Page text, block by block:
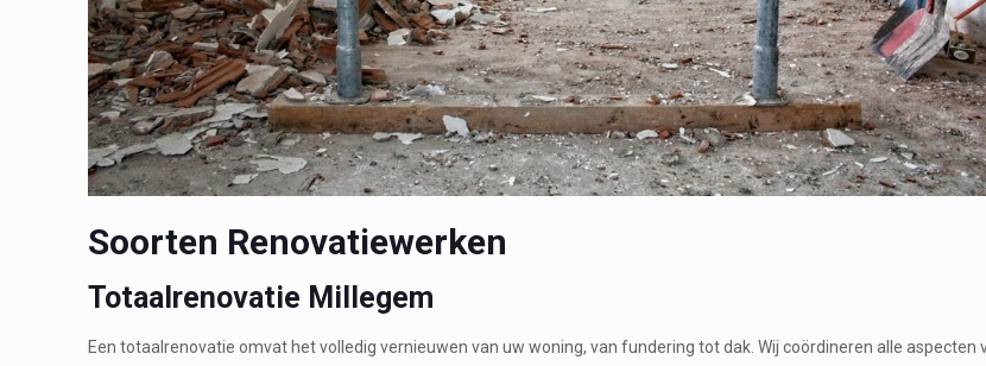
Soorten Renovatiewerken
Totaalrenovatie Millegem
Een totaalrenovatie omvat het volledig vernieuwen van uw woning, van fundering tot dak. Wij coördineren alle aspecten